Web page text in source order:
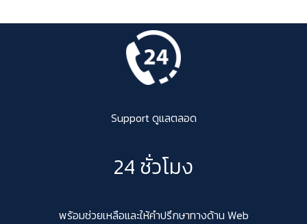
Support ดูแลตลอด
24 ชั่วโมง
พร้อมช่วยเหลือและให้คำปรึกษาทางด้าน Web